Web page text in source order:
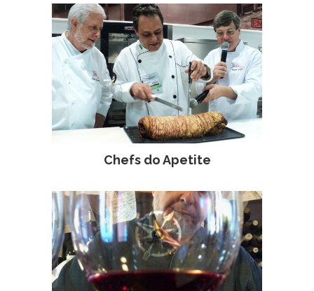
Chefs do Apetite